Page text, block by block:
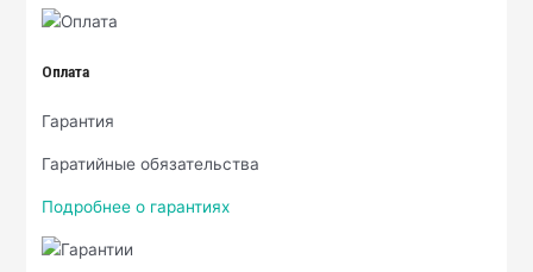
Оплата
Гарантия
Гаратийные обязательства
Подробнее о гарантиях